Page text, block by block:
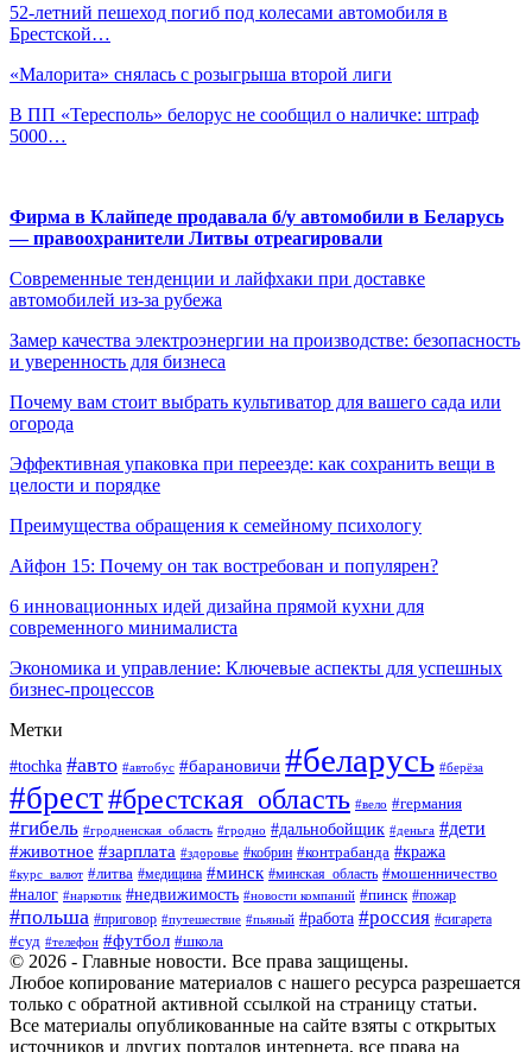
52-летний пешеход погиб под колесами автомобиля в
Брестской…
«Малорита» снялась с розыгрыша второй лиги
В ПП «Тересполь» белорус не сообщил о наличке: штраф
5000…
Фирма в Клайпеде продавала б/у автомобили в Беларусь
— правоохранители Литвы отреагировали
Современные тенденции и лайфхаки при доставке
автомобилей из-за рубежа
Замер качества электроэнергии на производстве: безопасность
и уверенность для бизнеса
Почему вам стоит выбрать культиватор для вашего сада или
огорода
Эффективная упаковка при переезде: как сохранить вещи в
целости и порядке
Преимущества обращения к семейному психологу
Айфон 15: Почему он так востребован и популярен?
6 инновационных идей дизайна прямой кухни для
современного минималиста
Экономика и управление: Ключевые аспекты для успешных
бизнес-процессов
Метки
#tochka #авто #автобус #барановичи #беларусь #берёза
#брест#брестская_область #вело #германия
#гибель #гродненская_область #гродно #дальнобойщик #деньга #дети
#животное #зарплата #здоровье #кобрин #контрабанда #кража
#курс_валют #литва #медицина #минск #минская_область #мошенничество
#налог #наркотик #недвижимость #новости компаний #пинск #пожар
#польша #приговор #путешествие #пьяный #работа #россия #сигарета
#суд #телефон #футбол #школа
© 2026 - Главные новости. Все права защищены.
Любое копирование материалов с нашего ресурса разрешается
только с обратной активной ссылкой на страницу статьи.
Все материалы опубликованные на сайте взяты с открытых
источников и других порталов интернета, все права на